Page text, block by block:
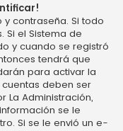
contraseña. Si todo
Si el Sistema de
y cuando se registró
tendrá que
para activar la
deben ser
La Administración,
se le
Si se le envió un e-